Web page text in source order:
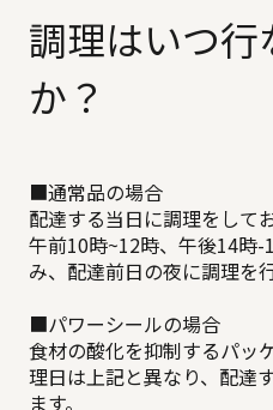
調理はいつ行
か？
■通常品の場合
配達する当日に調理をして
午前10時~12時、午後14時
み、配達前日の夜に調理を
■パワーシールの場合
食材の酸化を抑制するパッ
理日は上記と異なり、配達
ます。